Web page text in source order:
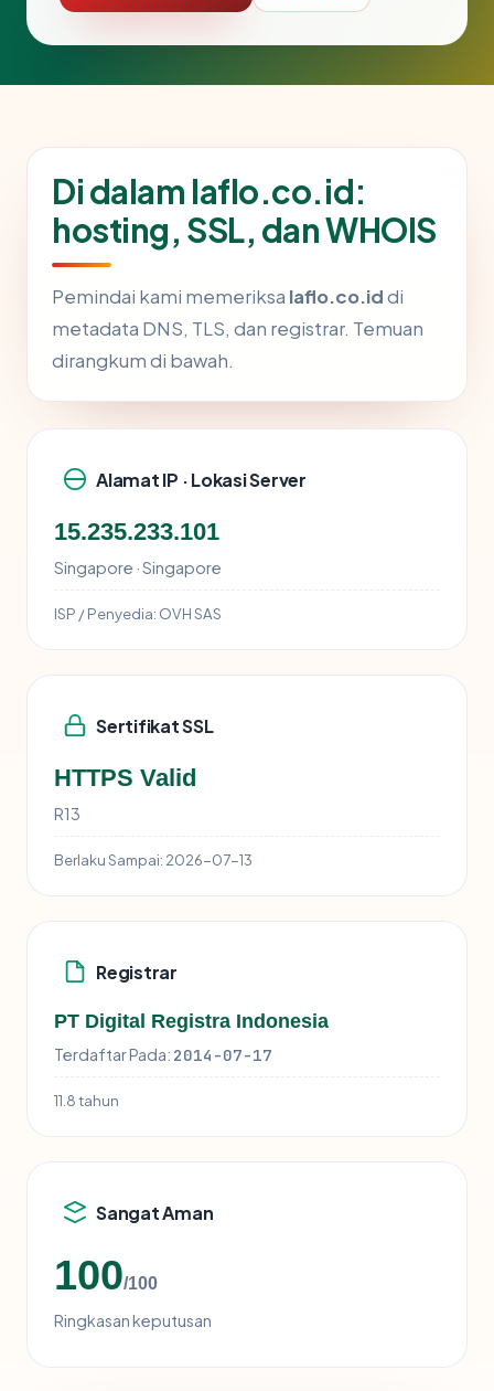
Di dalam laflo.co.id:
hosting, SSL, dan WHOIS
Pemindai kami memeriksa laflo.co.iddi
metadata DNS, TLS, dan registrar. Temuan
dirangkum di bawah.
Alamat IP · Lokasi Server
15.235.233.101
Singapore · Singapore
ISP / Penyedia: OVH SAS
Sertifikat SSL
HTTPS Valid
R13
Berlaku Sampai: 2026-07-13
Registrar
PT Digital Registra Indonesia
Terdaftar Pada: 2014-07-17
11.8 tahun
Sangat Aman
100/100
Ringkasan keputusan